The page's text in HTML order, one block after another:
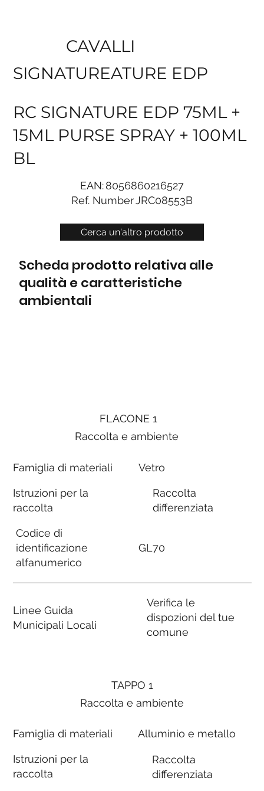
Cerca un'altro prodotto
CAVALLI
SIGNATUREATURE EDP
RC SIGNATURE EDP 75ML +
15ML PURSE SPRAY + 100ML
BL
EAN:8056860216527
Ref. NumberJRC08553B
Scheda prodotto relativa alle
qualità e caratteristiche
ambientali
FLACONE 1
Raccolta e ambiente
Famiglia di materiali
Istruzioni per la
raccolta
Codice di
identificazione
alfanumerico
Linee Guida
Municipali Locali
Vetro
Raccolta
differenziata
GL70
Verifica le
dispozioni del tue
comune
TAPPO 1
Raccolta e ambiente
Famiglia di materiali
Istruzioni per la
raccolta
Alluminio e metallo
Raccolta
differenziata